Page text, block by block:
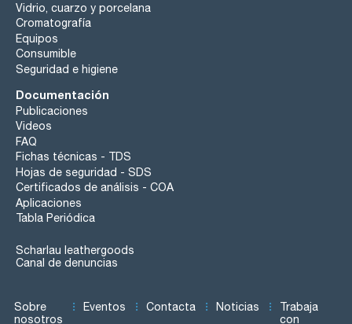
Vidrio, cuarzo y porcelana
Cromatografía
Equipos
Consumible
Seguridad e higiene
Documentación
Publicaciones
Videos
FAQ
Fichas técnicas - TDS
Hojas de seguridad - SDS
Certificados de análisis - COA
Aplicaciones
Tabla Periódica
Scharlau leathergoods
Canal de denuncias
Sobre
nosotros
Eventos Contacta Noticias
Trabaja
con